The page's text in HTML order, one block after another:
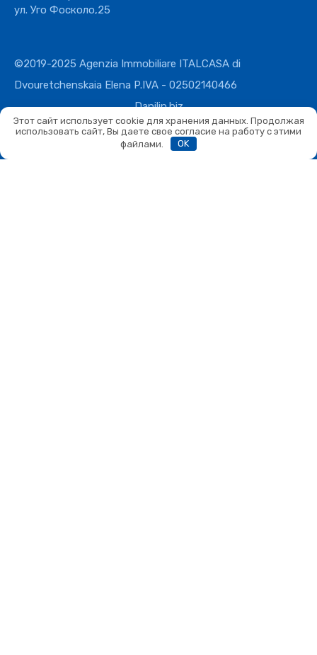
ул. Уго Фосколо,25
©2019-2025 Agenzia Immobiliare ITALCASA di
Dvouretchenskaia Elena P.IVA - 02502140466
Danilin.biz
Этот сайт использует cookie для хранения данных. Продолжая
использовать сайт, Вы даете свое согласие на работу с этими
файлами.
OK